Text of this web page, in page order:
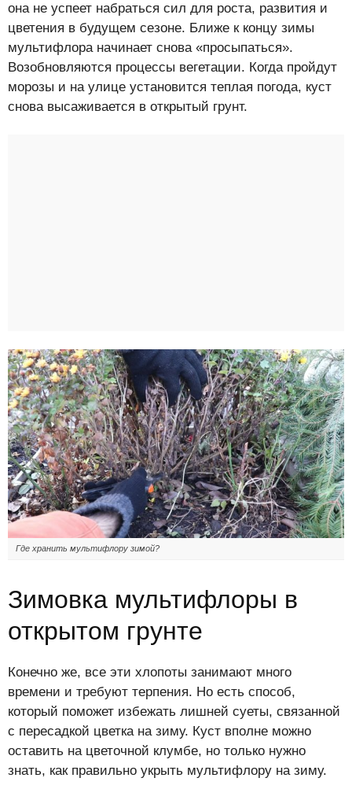
она не успеет набраться сил для роста, развития и
цветения в будущем сезоне. Ближе к концу зимы
мультифлора начинает снова «просыпаться».
Возобновляются процессы вегетации. Когда пройдут
морозы и на улице установится теплая погода, куст
снова высаживается в открытый грунт.
Где хранить мультифлору зимой?
Зимовка мультифлоры в
открытом грунте
Конечно же, все эти хлопоты занимают много
времени и требуют терпения. Но есть способ,
который поможет избежать лишней суеты, связанной
с пересадкой цветка на зиму. Куст вполне можно
оставить на цветочной клумбе, но только нужно
знать, как правильно укрыть мультифлору на зиму.